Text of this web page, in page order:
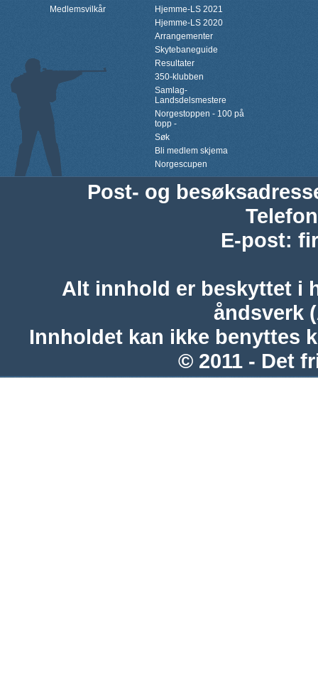
Medlemsvilkår
Hjemme-LS 2021
Hjemme-LS 2020
Arrangementer
Skytebaneguide
Resultater
350-klubben
Samlag-
Landsdelsmestere
Norgestoppen - 100 på
topp -
Søk
Bli medlem skjema
Norgescupen
Post- og
Telefon
E-post:
Alt innhold er beskyttet i
åndsverk
Innholdet kan ikke benyttes
© 2011 - Det